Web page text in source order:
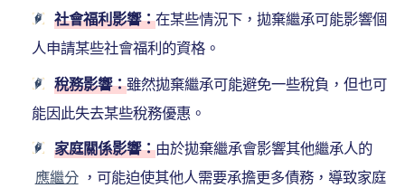
社會福利影響：在某些情況下，拋棄繼承可能影響個
人申請某些社會福利的資格。
稅務影響：雖然拋棄繼承可能避免一些稅負，但也可
能因此失去某些稅務優惠。
家庭關係影響：由於拋棄繼承會影響其他繼承人的
應繼分 ，可能迫使其他人需要承擔更多債務，導致家庭